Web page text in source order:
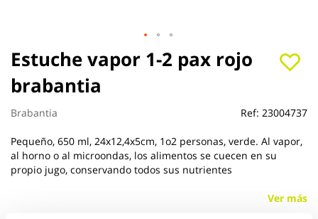
Estuche vapor 1-2 pax rojo
brabantia
Brabantia Ref: 23004737
Pequeño, 650 ml, 24x12,4x5cm, 1o2 personas, verde. Al vapor,
al horno o al microondas, los alimentos se cuecen en su
propio jugo, conservando todos sus nutrientes
Ver más
Saltar
al
comienzo
de
la
de
imágenes